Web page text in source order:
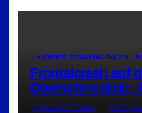
LANDKREIS STRAUBING-BOGEN
Frontalcrash auf
Oberschneiding:
verletzt
7. AUGUST 2026